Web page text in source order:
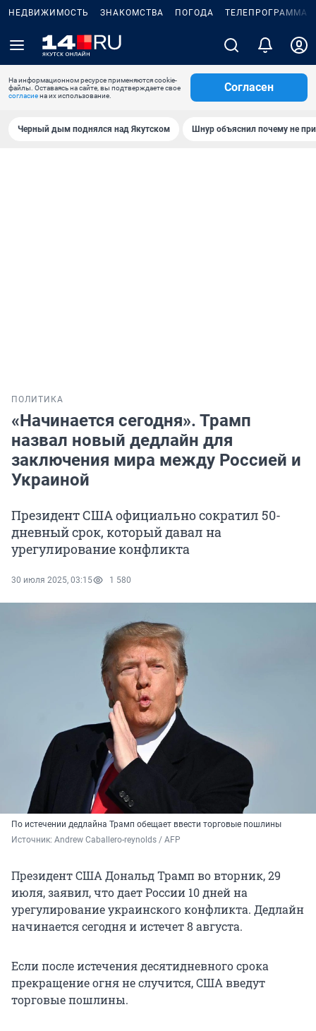
НЕДВИЖИМОСТЬ ЗНАКОМСТВА ПОГОДА ТЕЛЕПРОГРАММА
На информационном ресурсе применяются cookie-
файлы. Оставаясь на сайте, вы подтверждаете свое
согласиена их использование.
Согласен
Черный дым поднялся над Якутском Шнур объяснил почему не
ПОЛИТИКА
«Начинается сегодня». Трамп
назвал новый дедлайн для
заключения мира между Россией и
Украиной
Президент США официально сократил 50-
дневный срок, который давал на
урегулирование конфликта
30 июля 2025, 03:15 1 580
По истечении дедлайна Трамп обещает ввести торговые пошлины
Источник: Andrew Caballero-reynolds / AFP
Президент США Дональд Трамп во вторник, 29
июля, заявил, что дает России 10 дней на
урегулирование украинского конфликта. Дедлайн
начинается сегодня и истечет 8 августа.
Если после истечения десятидневного срока
прекращение огня не случится, США введут
торговые пошлины.